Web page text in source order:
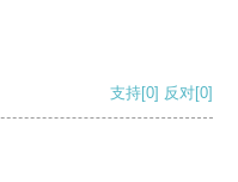
支持[0] 反对[0]